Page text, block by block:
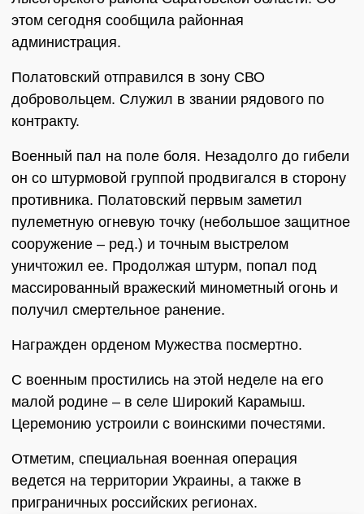
этом сегодня сообщила районная
администрация.
Полатовский отправился в зону СВО
добровольцем. Служил в звании рядового по
контракту.
Военный пал на поле боля. Незадолго до гибели
он со штурмовой группой продвигался в сторону
противника. Полатовский первым заметил
пулеметную огневую точку (небольшое защитное
сооружение – ред.) и точным выстрелом
уничтожил ее. Продолжая штурм, попал под
массированный вражеский минометный огонь и
получил смертельное ранение.
Награжден орденом Мужества посмертно.
С военным простились на этой неделе на его
малой родине – в селе Широкий Карамыш.
Церемонию устроили с воинскими почестями.
Отметим, специальная военная операция
ведется на территории Украины, а также в
приграничных российских регионах.